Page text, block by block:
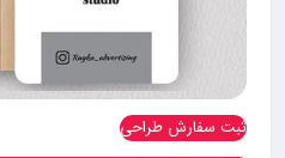
ثبت سفارش طراحی